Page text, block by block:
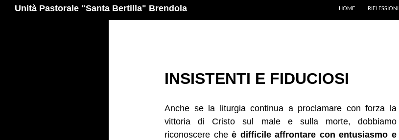
Unità Pastorale "Santa Bertilla" Brendola HOME RIFLESSIONI
INSISTENTI E FIDUCIOSI
Anche se la liturgia continua a proclamare con forza la
vittoria di Cristo sul male e sulla morte, dobbiamo
riconoscere cheè difficile affrontare con entusiasmo e